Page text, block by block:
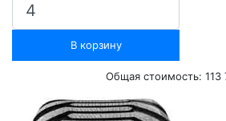
В корзину
Общая стоимость: 113